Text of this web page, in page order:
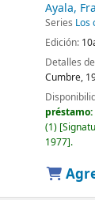
Ayala,
Series Los
Edición:
Detalles
Cumbre,
préstamo:
(1)
1977 .